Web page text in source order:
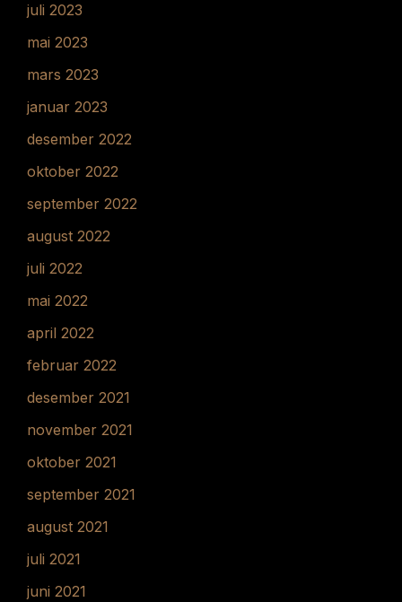
juli 2023
mai 2023
mars 2023
januar 2023
desember 2022
oktober 2022
september 2022
august 2022
juli 2022
mai 2022
april 2022
februar 2022
desember 2021
november 2021
oktober 2021
september 2021
august 2021
juli 2021
juni 2021